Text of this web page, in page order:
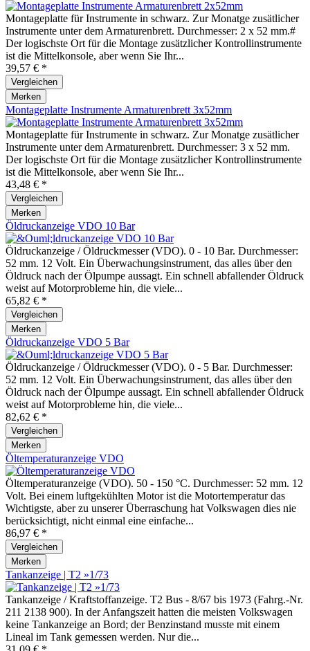
Montageplatte für Instrumente in schwarz. Zur Monatge zusätlicher
Instrumente unter dem Armaturenbrett. Durchmesser: 2 x 52 mm.#
Der logischste Ort für die Montage zusätzlicher Kontrollinstrumente
ist die Mittelkonsole, aber wenn Sie Ihr...
39,57 € *
Vergleichen
Merken
Montageplatte Instrumente Armaturenbrett 3x52mm
Montageplatte für Instrumente in schwarz. Zur Monatge zusätlicher
Instrumente unter dem Armaturenbrett. Durchmesser: 3 x 52 mm.
Der logischste Ort für die Montage zusätzlicher Kontrollinstrumente
ist die Mittelkonsole, aber wenn Sie Ihr...
43,48 € *
Vergleichen
Merken
Öldruckanzeige VDO 10 Bar
Öldruckanzeige / Öldruckmesser (VDO). 0 - 10 Bar. Durchmesser:
52 mm. 12 Volt. Ein Überwachungsinstrument, das alles über den
Öldruck nach der Ölpumpe aussagt. Ein schnell abfallender Öldruck
weist auf Motorprobleme hin, die viele...
65,82 € *
Vergleichen
Merken
Öldruckanzeige VDO 5 Bar
Öldruckanzeige / Öldruckmesser (VDO). 0 - 5 Bar. Durchmesser:
52 mm. 12 Volt. Ein Überwachungsinstrument, das alles über den
Öldruck nach der Ölpumpe aussagt. Ein schnell abfallender Öldruck
weist auf Motorprobleme hin, die viele...
82,62 € *
Vergleichen
Merken
Öltemperaturanzeige VDO
Öltemperaturanzeige (VDO). 50 - 150 °C. Durchmesser: 52 mm. 12
Volt. Bei einem luftgekühlten Motor ist die Motortemperatur das
Wichtigste, aber zu unserer Überraschung hat Volkswagen dies nie
berücksichtigt, nicht einmal eine einfache...
86,97 € *
Vergleichen
Merken
Tankanzeige | T2 »1/73
Tankanzeige / Kraftstoffanzeige. T2 Bus - 8/67 bis 1973 (Fahrg.-Nr.
211 2138 900). In der Anfangszeit hatten die meisten Volkswagen
keine Tankanzeige an Bord; der Benzinstand musste mit einem
Lineal im Tank gemessen werden. Nur die...